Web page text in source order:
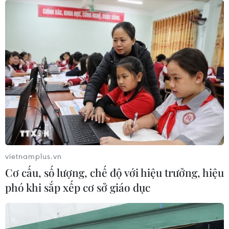
Bánh mì Việt Nam - món ăn vặt hảo hạng
mê hoặc cả thế giới
Đầu bếp trưởng Theign Yie Phan của Hong Kong khi
thưởng thức bánh mì Việt Nam đã phải thốt lên, đây
thực sự là một "món ăn vặt hảo hạng, ăn hoài không
chán."
vietnamplus.vn
Cơ cấu, số lượng, chế độ với hiệu trưởng, hiệu
phó khi sắp xếp cơ sở giáo dục